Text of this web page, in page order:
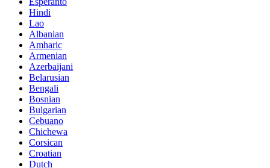
Hindi
Lao
Albanian
Amharic
Armenian
Azerbaijani
Belarusian
Bengali
Bosnian
Bulgarian
Cebuano
Chichewa
Corsican
Croatian
Dutch